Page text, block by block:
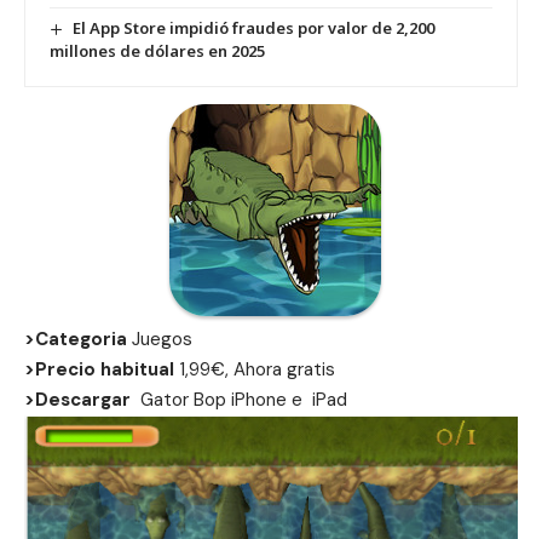
El App Store impidió fraudes por valor de 2,200
millones de dólares en 2025
>Categoria Juegos
>Precio habitual 1,99€, Ahora gratis
>Descargar Gator Bop iPhone e iPad